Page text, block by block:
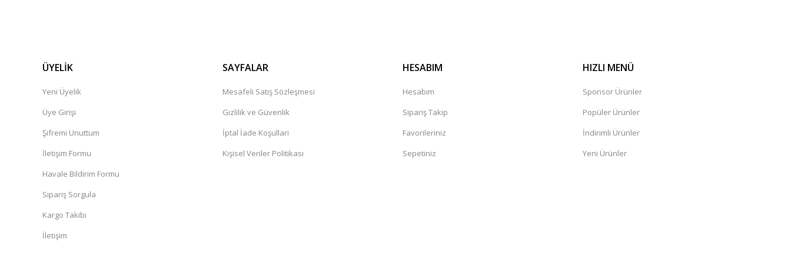
ÜYELİK
Yeni Üyelik
Üye Girişi
Şifremi Unuttum
İletişim Formu
Havale Bildirim Formu
Sipariş Sorgula
Kargo Takibi
İletişim
SAYFALAR
Mesafeli Satış Sözleşmesi
Gizlilik ve Güvenlik
İptal İade Koşullari
Kişisel Veriler Politikası
HESABIM
Hesabım
Sipariş Takip
Favorileriniz
Sepetiniz
HIZLI MENÜ
Sponsor Ürünler
Popüler Ürünler
İndirimli Ürünler
Yeni Ürünler